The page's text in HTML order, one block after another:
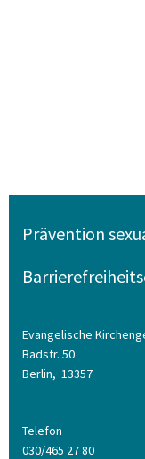
Prävention
Evangelische
Badstr. 50
Berlin, 13357
Telefon
030/465 27 80